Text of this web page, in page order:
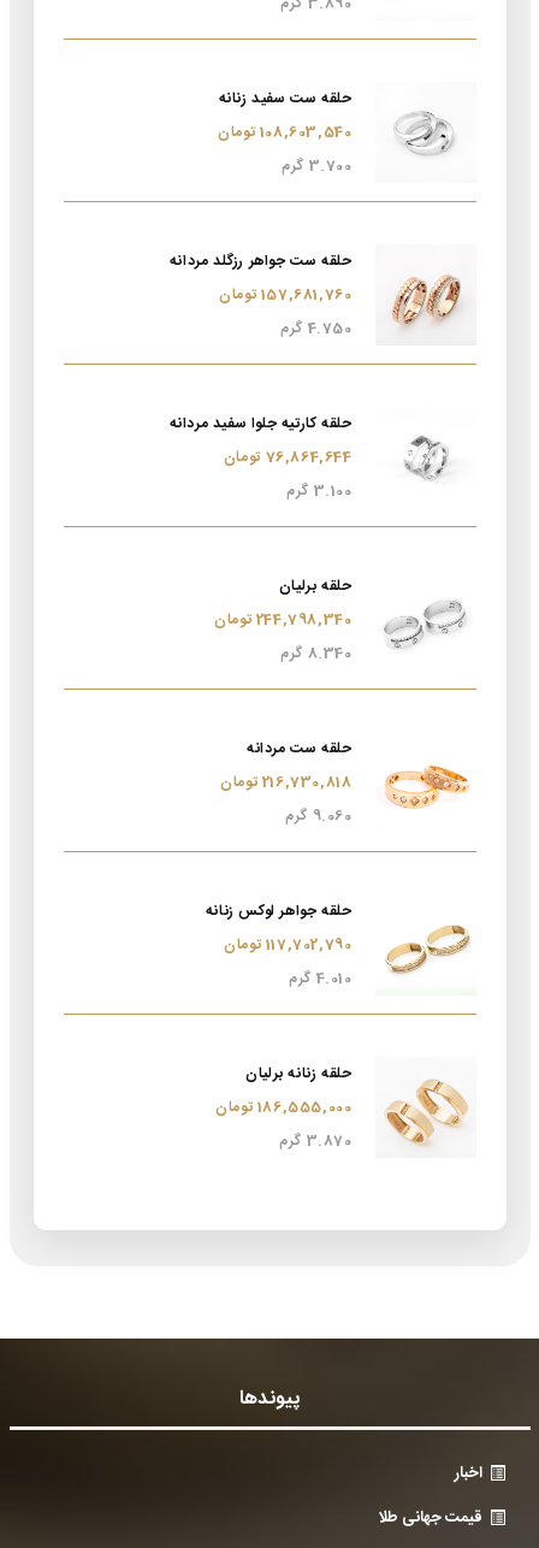
حلقه ست سفید زنانه
108,603,540 تومان
3.700 گرم
حلقه ست جواهر رزگلد مردانه
157,681,760 تومان
4.750 گرم
حلقه کارتیه جلوا سفید مردانه
76,864,644 تومان
3.100 گرم
حلقه برلیان
244,798,340 تومان
8.340 گرم
حلقه ست مردانه
216,730,818 تومان
9.060 گرم
حلقه جواهر لوکس زنانه
117,702,790 تومان
4.010 گرم
حلقه زنانه برلیان
186,555,000 تومان
3.870 گرم
پیوندها
اخبار
قیمت جهانی طلا